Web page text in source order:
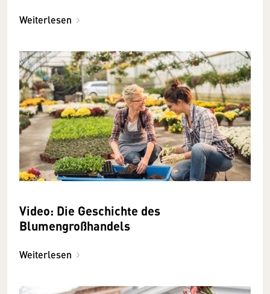
Weiterlesen
Video: Die Geschichte des
Blumengroßhandels
Weiterlesen